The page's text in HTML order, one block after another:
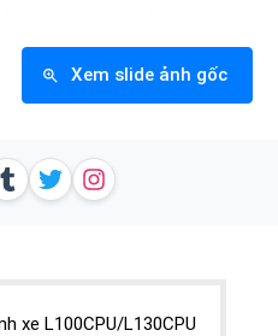
Xem slide ảnh gốc
xe L100CPU/L130CPU